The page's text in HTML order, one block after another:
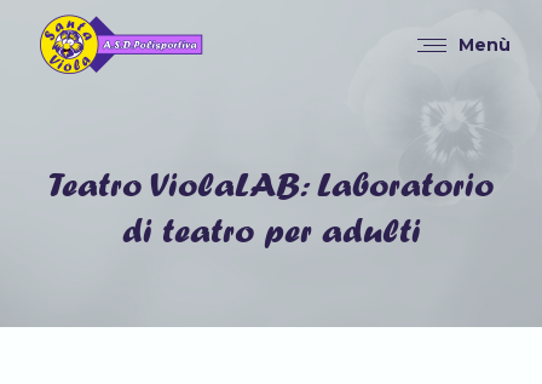
Menù
Teatro ViolaLAB: Laboratorio
di teatro per adulti
Tu sei qui: